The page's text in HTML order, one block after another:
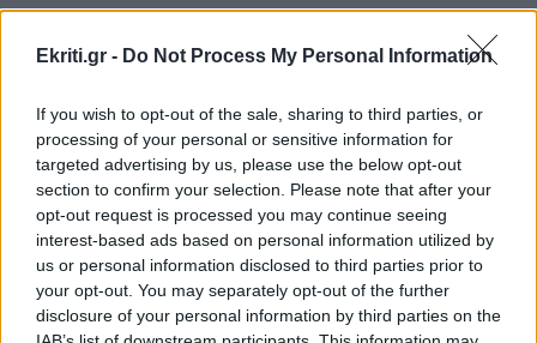
Ekriti.gr - Do Not Process My Personal Information
If you wish to opt-out of the sale, sharing to third parties, or
processing of your personal or sensitive information for
targeted advertising by us, please use the below opt-out
section to confirm your selection. Please note that after your
opt-out request is processed you may continue seeing
interest-based ads based on personal information utilized by
us or personal information disclosed to third parties prior to
your opt-out. You may separately opt-out of the further
disclosure of your personal information by third parties on the
07:44
ΚΟΣΜΟΣ
Ορμούζ
07:39
ΚΡΗΤΗ
Θρίλερ στην Ελούντα: Αστυνομικοί έσωσαν την
τελευταία στιγμή ηλικιωμένο που απειλούσε
να πέσει στο κενό
ΠΕΡΙΣΣΟΤΕΡΑ
ΑΘΛΗΤΙΚΑ
Τορόντο: Νικηφόρα πρεμιέρα για τη
Σάκκαρη και πρόκριση στους «32»